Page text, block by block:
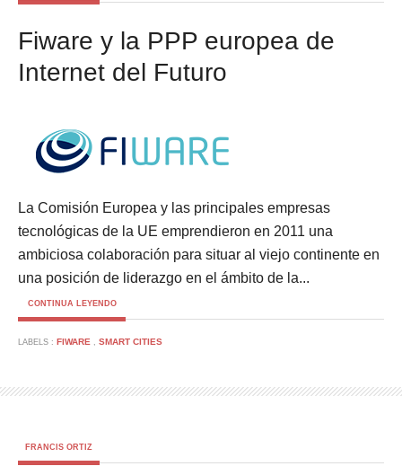
Fiware y la PPP europea de
Internet del Futuro
La Comisión Europea y las principales empresas
tecnológicas de la UE emprendieron en 2011 una
ambiciosa colaboración para situar al viejo continente en
una posición de liderazgo en el ámbito de la...
CONTINUA LEYENDO
LABELS : FIWARE , SMART CITIES
FRANCIS ORTIZ